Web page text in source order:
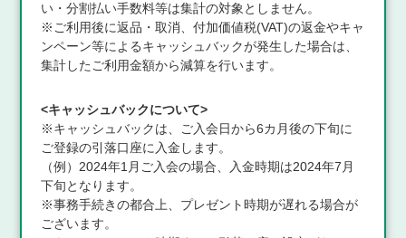
い・分割払い手数料等は集計の対象としません。
※ご利用後に返品・取消、付加価値税(VAT)の返金やキャ
ンペーン等によるキャッシュバックが発生した場合は、
集計したご利用金額から減算を行います。
<キャッシュバックについて>
※キャッシュバックは、ご入会日から6カ月後の下旬に
ご登録の引落口座に入金します。
（例）2024年1月ご入会の場合、入金時期は2024年7月
下旬となります。
※事務手続きの都合上、プレゼント時期が遅れる場合が
ございます。